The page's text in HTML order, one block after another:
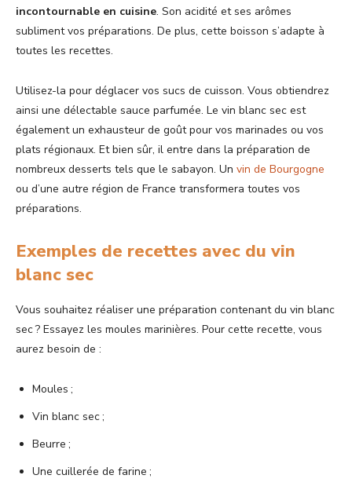
incontournable en cuisine. Son acidité et ses arômes
subliment vos préparations. De plus, cette boisson s’adapte à
toutes les recettes.
Utilisez-la pour déglacer vos sucs de cuisson. Vous obtiendrez
ainsi une délectable sauce parfumée. Le vin blanc sec est
également un exhausteur de goût pour vos marinades ou vos
plats régionaux. Et bien sûr, il entre dans la préparation de
nombreux desserts tels que le sabayon. Un vin de Bourgogne
ou d’une autre région de France transformera toutes vos
préparations.
Exemples de recettes avec du vin
blanc sec
Vous souhaitez réaliser une préparation contenant du vin blanc
sec ? Essayez les moules marinières. Pour cette recette, vous
aurez besoin de :
Moules ;
Vin blanc sec ;
Beurre ;
Une cuillerée de farine ;